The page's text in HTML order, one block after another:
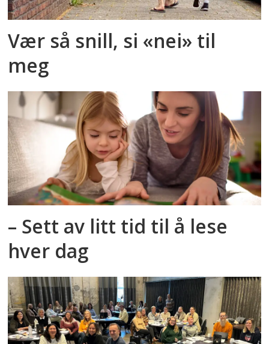
Vær så snill, si «nei» til
meg
– Sett av litt tid til å lese
hver dag